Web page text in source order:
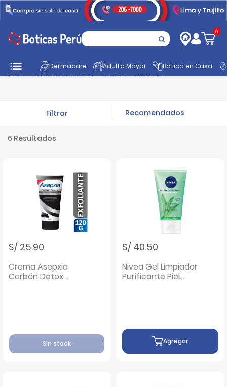
0
Dermacare Adulto Mayor
Botica en Casa
Inicio
Cuidado Personal Facial Exfoliante
6 Resultados
Filtrar
S/ 25.90
Crema Asepxia
Carbón Detox
Sin stock
S/ 40.50
Nivea Gel Limpiador
Purificante Piel
Agregar